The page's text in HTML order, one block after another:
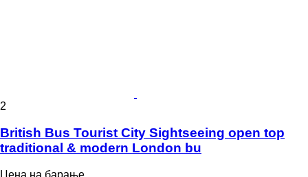
2
British Bus Tourist City Sightseeing open top
traditional & modern London bu
Цена на барање